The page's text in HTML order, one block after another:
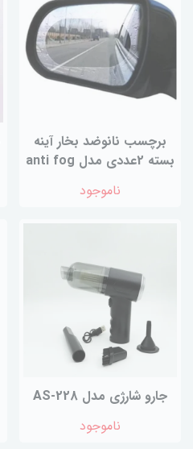
برچسب نانوضد بخار آینه
بسته 2عددی مدل anti fog
ناموجود
جارو شارژی مدل AS-228
ناموجود